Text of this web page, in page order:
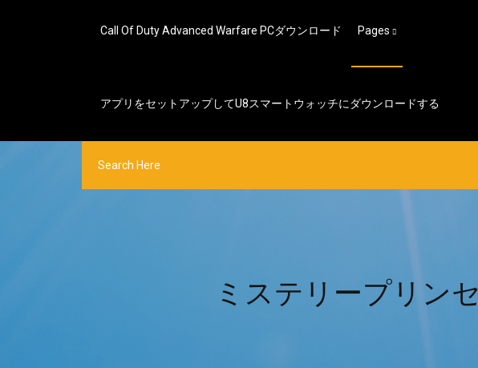
Call Of Duty Advanced Warfare PCダウンロード Pages
アプリをセットアップしてu8スマートウォッチにダウンロードする
ミステリープリン